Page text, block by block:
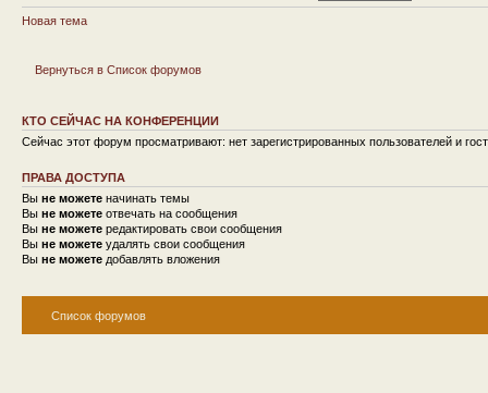
Новая тема
Вернуться в Список форумов
КТО СЕЙЧАС НА КОНФЕРЕНЦИИ
Сейчас этот форум просматривают: нет зарегистрированных пользователей и
ПРАВА ДОСТУПА
Вы не можете начинать темы
Вы не можете отвечать на сообщения
Вы не можете редактировать свои сообщения
Вы не можете удалять свои сообщения
Вы не можете добавлять вложения
Список форумов